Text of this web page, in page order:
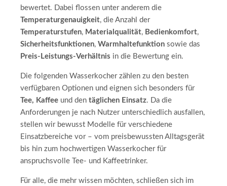
bewertet. Dabei flossen unter anderem die
Temperaturgenauigkeit, die Anzahl der
Temperaturstufen, Materialqualität, Bedienkomfort,
Sicherheitsfunktionen, Warmhaltefunktion sowie das
Preis-Leistungs-Verhältnis in die Bewertung ein.
Die folgenden Wasserkocher zählen zu den besten
verfügbaren Optionen und eignen sich besonders für
Tee, Kaffee und den täglichen Einsatz. Da die
Anforderungen je nach Nutzer unterschiedlich ausfallen,
stellen wir bewusst Modelle für verschiedene
Einsatzbereiche vor – vom preisbewussten Alltagsgerät
bis hin zum hochwertigen Wasserkocher für
anspruchsvolle Tee- und Kaffeetrinker.
Für alle, die mehr wissen möchten, schließen sich im